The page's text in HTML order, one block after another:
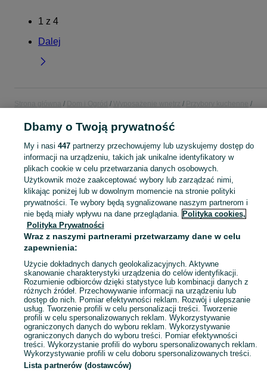
1 z 4
Dalej
Strona główna Dom i Ogród Wyposażenie wnętrz
Przybory kuchenne
Łódzkie
Pojemniki i przechowywanie żywności - Zgierz
KATEGORIA
Zobacz
Mapa kategorii
Mapa miejscowości
Mapa ministron
Popularne wyszukiwania
Dbamy o Twoją prywatność
My i nasi 447partnerzy przechowujemy lub uzyskujemy dostęp do
informacji na urządzeniu, takich jak unikalne identyfikatory w
plikach cookie w celu przetwarzania danych osobowych.
Użytkownik może zaakceptować wybory lub zarządzać nimi,
klikając poniżej lub w dowolnym momencie na stronie polityki
prywatności. Te wybory będą sygnalizowane naszym partnerom i
nie będą miały wpływu na dane przeglądania. Polityka cookies,
Polityka Prywatności
Wraz z naszymi partnerami przetwarzamy dane w celu
zapewnienia:
Użycie dokładnych danych geolokalizacyjnych. Aktywne
skanowanie charakterystyki urządzenia do celów identyfikacji.
Rozumienie odbiorców dzięki statystyce lub kombinacji danych z
różnych źródeł. Przechowywanie informacji na urządzeniu lub
dostęp do nich. Pomiar efektywności reklam. Rozwój i ulepszanie
usług. Tworzenie profili w celu personalizacji treści. Tworzenie
profili w celu spersonalizowanych reklam. Wykorzystywanie
ograniczonych danych do wyboru reklam. Wykorzystywanie
ograniczonych danych do wyboru treści. Pomiar efektywności
treści. Wykorzystanie profili do wyboru spersonalizowanych reklam.
Wykorzystywanie profili w celu doboru spersonalizowanych treści.
Lista partnerów (dostawców)